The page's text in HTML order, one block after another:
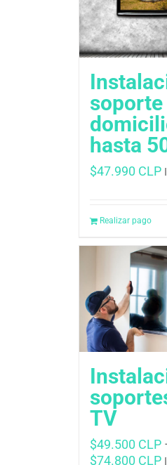
soporte
hasta
$47.990 CLP
Realizar pago
TV
$49.500 CLP
$74.800 CLP